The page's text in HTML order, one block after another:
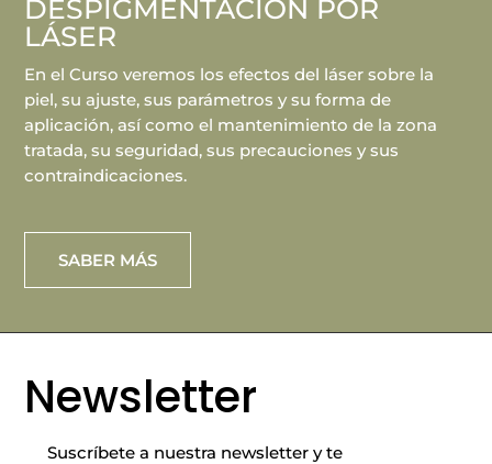
DESPIGMENTACIÓN POR
LÁSER
En el Curso veremos los efectos del láser sobre la
piel, su ajuste, sus parámetros y su forma de
aplicación, así como el mantenimiento de la zona
tratada, su seguridad, sus precauciones y sus
contraindicaciones.
SABER MÁS
Newsletter
Suscríbete a nuestra newsletter y te